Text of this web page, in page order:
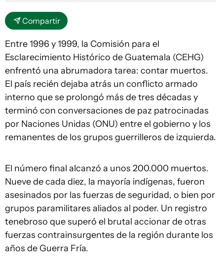
Compartir
Entre 1996 y 1999, la Comisión para el
Esclarecimiento Histórico de Guatemala (CEHG)
enfrentó una abrumadora tarea: contar muertos.
El país recién dejaba atrás un conflicto armado
interno que se prolongó más de tres décadas y
terminó con conversaciones de paz patrocinadas
por Naciones Unidas (ONU) entre el gobierno y los
remanentes de los grupos guerrilleros de izquierda.
El número final alcanzó a unos 200.000 muertos.
Nueve de cada diez, la mayoría indígenas, fueron
asesinados por las fuerzas de seguridad, o bien por
grupos paramilitares aliados al poder. Un registro
tenebroso que superó el brutal accionar de otras
fuerzas contrainsurgentes de la región durante los
años de Guerra Fría.